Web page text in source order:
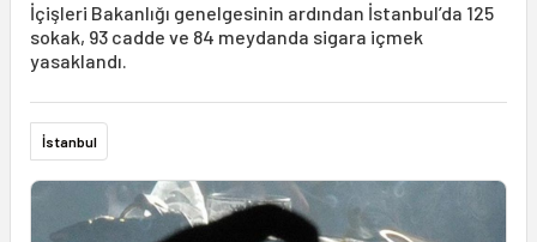
İçişleri Bakanlığı genelgesinin ardından İstanbul’da 125
sokak, 93 cadde ve 84 meydanda sigara içmek
yasaklandı.
İstanbul